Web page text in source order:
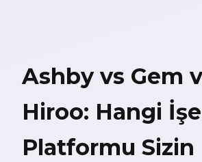
Ashby vs Gem
Hiroo: Hangi
Platformu Sizin